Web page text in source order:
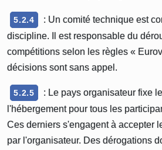
5.2.4
: Un comité technique est
discipline. Il est responsable du
compétitions selon les règles «
décisions sont sans appel.
5.2.5
: Le pays organisateur fixe
l'hébergement pour tous les
Ces derniers s'engagent à accepter
par l'organisateur. Des dérogations